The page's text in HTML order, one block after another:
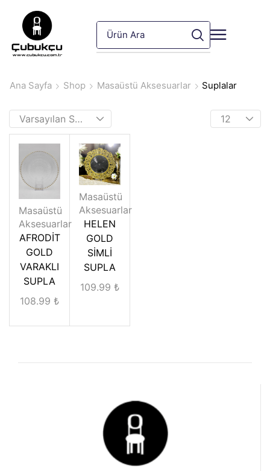
Ana Sayfa Shop Masaüstü Aksesuarlar Suplalar
Masaüstü
Aksesuarlar
AFRODİT
GOLD
VARAKLI
SUPLA
108.99 ₺
Masaüstü
Aksesuarlar
HELEN
GOLD
SİMLİ
SUPLA
109.99 ₺